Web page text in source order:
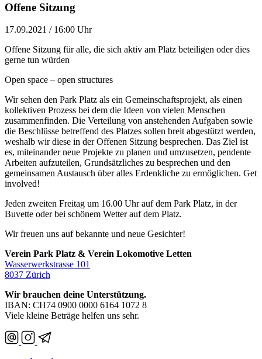
Offene Sitzung
17.09.2021 / 16:00 Uhr
Offene Sitzung für alle, die sich aktiv am Platz beteiligen oder dies
gerne tun würden
Open space – open structures
Wir sehen den Park Platz als ein Gemeinschaftsprojekt, als einen
kollektiven Prozess bei dem die Ideen von vielen Menschen
zusammenfinden. Die Verteilung von anstehenden Aufgaben sowie
die Beschlüsse betreffend des Platzes sollen breit abgestützt werden,
weshalb wir diese in der Offenen Sitzung besprechen. Das Ziel ist
es, miteinander neue Projekte zu planen und umzusetzen, pendente
Arbeiten aufzuteilen, Grundsätzliches zu besprechen und den
gemeinsamen Austausch über alles Erdenkliche zu ermöglichen. Get
involved!
Jeden zweiten Freitag um 16.00 Uhr auf dem Park Platz, in der
Buvette oder bei schönem Wetter auf dem Platz.
Wir freuen uns auf bekannte und neue Gesichter!
Verein Park Platz & Verein Lokomotive Letten
Wasserwerkstrasse 101
8037 Zürich
Wir brauchen deine Unterstützung.
IBAN: CH74 0900 0000 6164 1072 8
Viele kleine Beträge helfen uns sehr.